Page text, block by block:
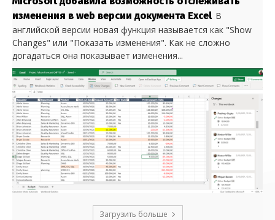
изменения в web версии документа Excel В
английской версии новая функция называется как "Show
Changes" или "Показать изменения". Как не сложно
догадаться она показывает изменения...
Загрузить больше